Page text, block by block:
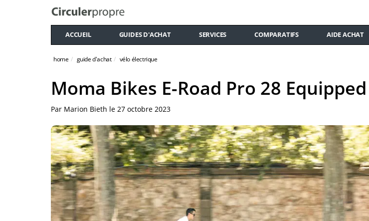
ACCUEIL GUIDES D'ACHAT SERVICES COMPARATIFS AIDE ACHAT
home guide d'achat vélo électrique
Moma Bikes E-Road Pro 28 Equipped
Par Marion Bieth le 27 octobre 2023